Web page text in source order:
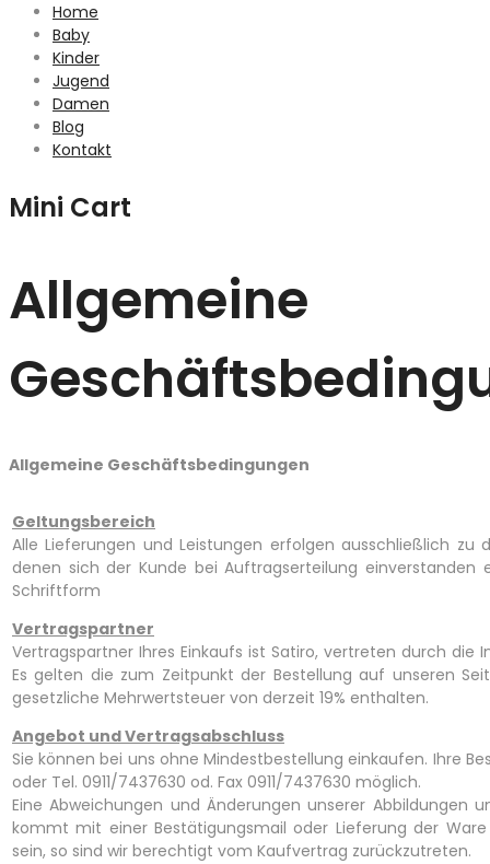
Home
Baby
Kinder
Jugend
Damen
Blog
Kontakt
Mini Cart
Allgemeine
Allgemeine Geschäftsbedingungen
Geltungsbereich
Alle Lieferungen und Leistungen erfolgen ausschließlich
denen sich der Kunde bei Auftragserteilung einverstanden
Schriftform
Vertragspartner
Vertragspartner Ihres Einkaufs ist Satiro, vertreten durch die
Es gelten die zum Zeitpunkt der Bestellung auf unseren
gesetzliche Mehrwertsteuer von derzeit 19% enthalten.
Angebot und Vertragsabschluss
Sie können bei uns ohne Mindestbestellung einkaufen. Ihre
oder Tel. 0911/7437630 od. Fax 0911/7437630 möglich.
Eine Abweichungen und Änderungen unserer Abbildungen
kommt mit einer Bestätigungsmail oder Lieferung der
sein, so sind wir berechtigt vom Kaufvertrag zurückzutreten.